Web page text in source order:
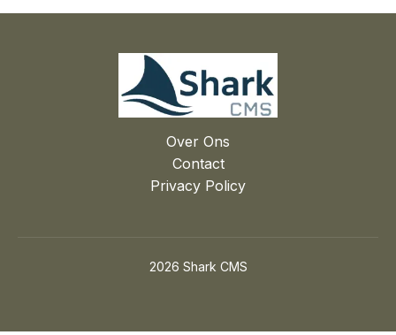
Over Ons
Contact
Privacy Policy
2026 Shark CMS